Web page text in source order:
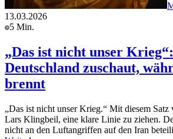
13.03.2026
5 Min.
„Das ist nicht unser
Deutschland zuschaut,
brennt
„Das ist nicht unser Krieg.“ Mit diesem Satz
Lars Klingbeil, eine klare Linie zu ziehen.
nicht an den Luftangriffen auf den Iran